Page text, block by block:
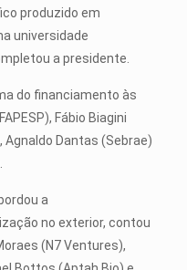
produzido em
universidade
a presidente.
do financiamento às
Fábio Biagini
Agnaldo Dantas (Sebrae)
a
no exterior, contou
(N7 Ventures),